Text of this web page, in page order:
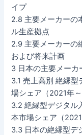
イプ
2.8 主要メーカーの
ル生産拠点
2.9 主要メーカーの
および将来計画
3 日本の主要メーカ
3.1 売上高別 絶縁
場シェア（2021年
3.2 絶縁型デジタル
本市場シェア（
3.3 日本の絶縁型デ